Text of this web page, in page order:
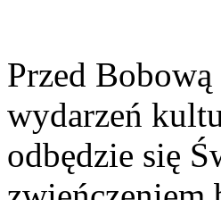
Przed
wydarzeń
odbędzie się